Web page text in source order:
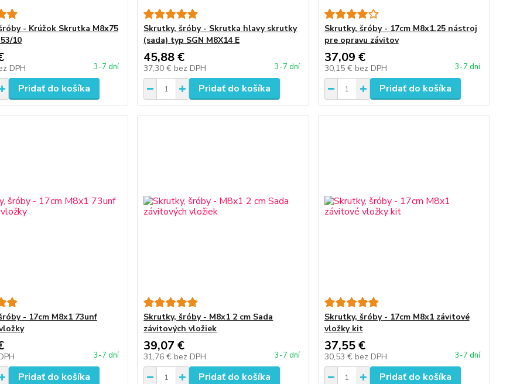
- Krúžok Skrutka M8x75
10
DPH 3-7 dní
Pridať do košíka
Skrutky, šróby - Skrutka hlavy skrutky
(sada) typ SGN M8X14 E
45,88 €
37,30 € bez DPH 3-7 dní
Pridať do košíka
Skrutky, šróby - 17cm M8x1.25 nástroj
pre opravu závitov
37,09 €
30,15 € bez DPH 3-7 dní
Pridať do košíka
- 17cm M8x1 73unf
3-7 dní
Pridať do košíka
Skrutky, šróby - M8x1 2 cm Sada
závitových vložiek
39,07 €
31,76 € bez DPH 3-7 dní
Pridať do košíka
Skrutky, šróby - 17cm M8x1 závitové
vložky kit
37,55 €
30,53 € bez DPH 3-7 dní
Pridať do košíka